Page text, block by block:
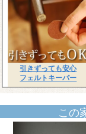
引きずっても安心
フェルトキーパー
この